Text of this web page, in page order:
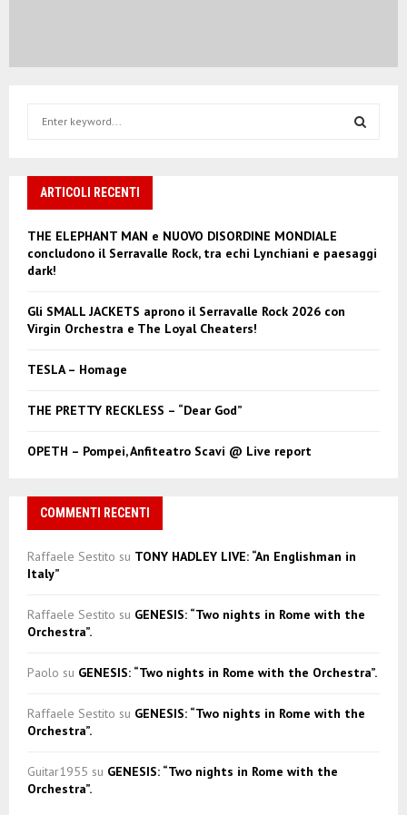
h
o
r
ARTICOLI RECENTI
THE ELEPHANT MAN e NUOVO DISORDINE MONDIALE
concludono il Serravalle Rock, tra echi Lynchiani e paesaggi
dark!
Gli SMALL JACKETS aprono il Serravalle Rock 2026 con
Virgin Orchestra e The Loyal Cheaters!
TESLA – Homage
THE PRETTY RECKLESS – “Dear God”
OPETH – Pompei, Anfiteatro Scavi @ Live report
COMMENTI RECENTI
Raffaele Sestito su TONY HADLEY LIVE: “An Englishman in
Italy”
Raffaele Sestito su GENESIS: “Two nights in Rome with the
Orchestra”.
Paolo su GENESIS: “Two nights in Rome with the Orchestra”.
Raffaele Sestito su GENESIS: “Two nights in Rome with the
Orchestra”.
Guitar1955 su GENESIS: “Two nights in Rome with the
Orchestra”.